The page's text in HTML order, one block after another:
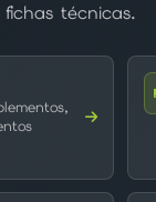
técnicas.